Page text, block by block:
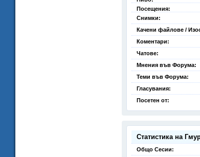
Посещения:
Снимки:
Качени файлове /
Коментари:
Чатове:
Мнения във Форума:
Теми във Форума:
Гласувания:
Посетен от:
Статистика на
Общо Сесии: